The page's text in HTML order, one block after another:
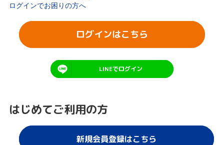
ログインはこちら
LINEでログイン
ログインでお困りの方へ
はじめてご利用の方
新規会員登録はこちら